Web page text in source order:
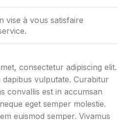
vise à vous satisfaire
consectetur adipiscing elit.
dapibus vulputate. Curabitur
convallis est in accumsan
eget semper molestie.
euismod semper. Vivamus